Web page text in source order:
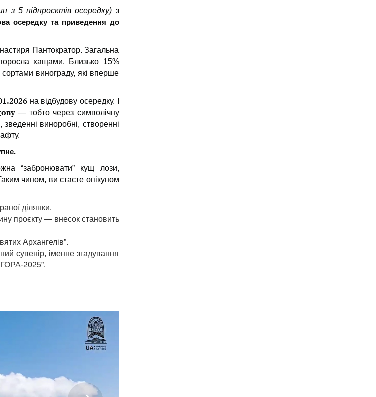
з 5 підпроєктів осередку) з
осередку та приведення до
Пантократор. Загальна
хащами. Близько 15%
сортами винограду, які вперше
на відбудову осередку. І
— тобто через символічну
зведенні виноробні, створенні
“забронювати” кущ лози,
чином, ви стаєте опікуном
ділянки.
проєкту — внесок становить
Архангелів”.
сувенір, іменне згадування
2025”.